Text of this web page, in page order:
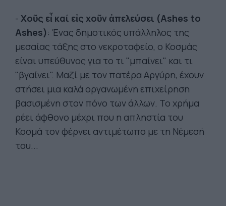
- Χοῦς εἶ καί εἰς χοῦν ἀπελεύσει (Ashes to
Ashes) : Ένας δημοτικός υπάλληλος της
μεσαίας τάξης στο νεκροταφείο, ο Κοσμάς
είναι υπεύθυνος για το τι "μπαίνει" και τι
"βγαίνει". Μαζί με τον πατέρα Αργύρη, έχουν
στήσει μια καλά οργανωμένη επιχείρηση
βασισμένη στον πόνο των άλλων. Το χρήμα
ρέει άφθονο μέχρι που η απληστία του
Κοσμά τον φέρνει αντιμέτωπο με τη Νέμεσή
του...